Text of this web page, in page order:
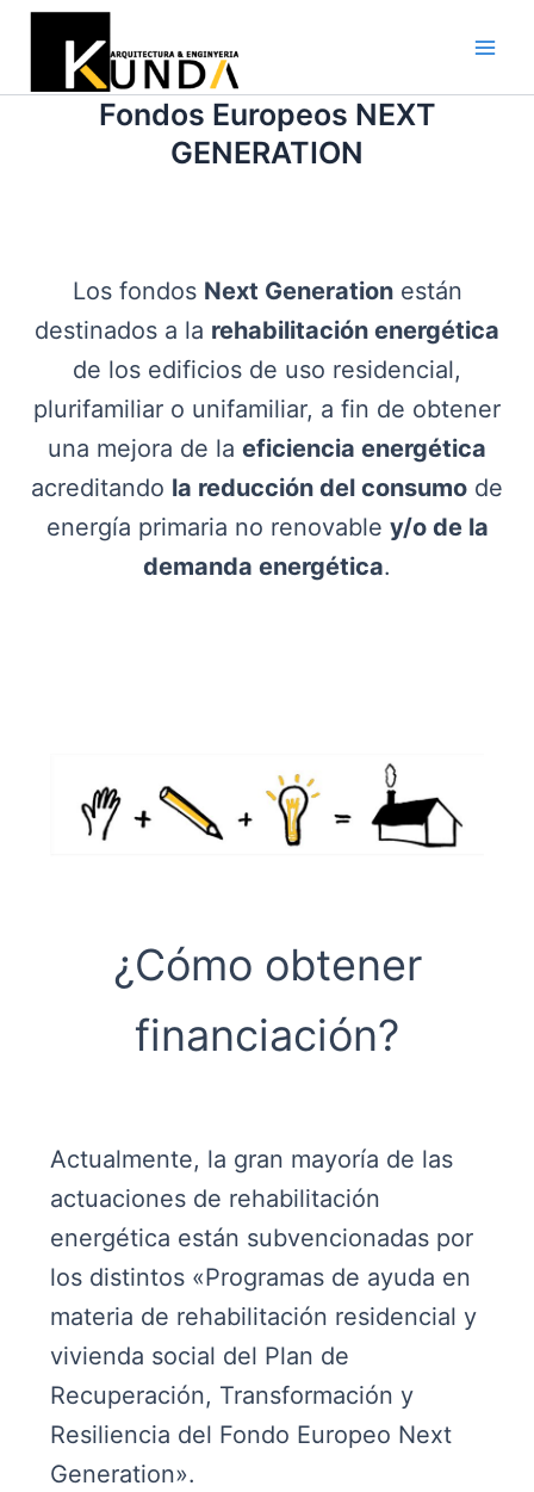
contenido
Fondos Europeos NEXT
GENERATION
Los fondos Next Generationestán
destinados a la rehabilitación energética
de los edificios de uso residencial,
plurifamiliar o unifamiliar, a fin de obtener
una mejora de la eficiencia energética
acreditando la reducción del consumo de
energía primaria no renovable y/o de la
demanda energética.
¿Cómo obtener
financiación?
Actualmente, la gran mayoría de las
actuaciones de rehabilitación
energética están subvencionadas por
los distintos «Programas de ayuda en
materia de rehabilitación residencial y
vivienda social del Plan de
Recuperación, Transformación y
Resiliencia del Fondo Europeo Next
Generation».